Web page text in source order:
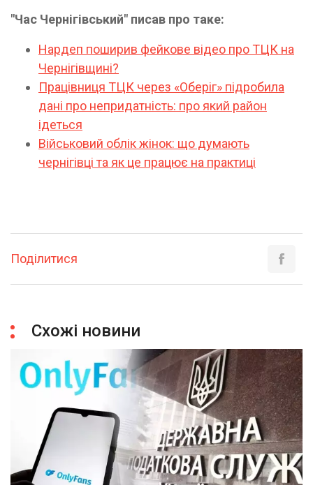
"Час Чернігівський" писав про таке:
Нардеп поширив фейкове відео про ТЦК на
Чернігівщині?
Працівниця ТЦК через «Оберіг» підробила
дані про непридатність: про який район
ідеться
Військовий облік жінок: що думають
чернігівці та як це працює на практиці
Поділитися
Схожі новини